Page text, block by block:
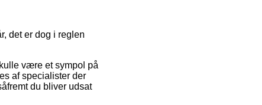
det er dog i reglen
være et sympol på
af specialister der
du bliver udsat